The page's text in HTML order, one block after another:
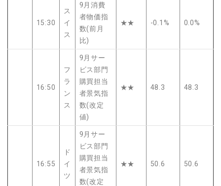
15:30
ス
イ
ス
9月消費
者物価指
数(前月
比)
★★ -0.1% 0.0%
16:50
フ
ラ
ン
ス
9月サー
ビス部門
購買担当
者景気指
数(改定
値)
★★ 48.3 48.3
16:55
ド
イ
ツ
9月サー
ビス部門
購買担当
者景気指
数(改定
★★ 50.6 50.6